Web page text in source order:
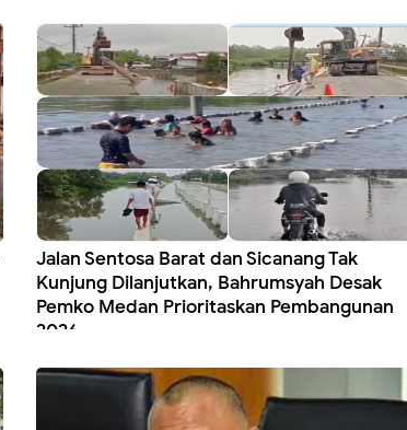
Jalan Sentosa Barat dan Sicanang Tak
Kunjung Dilanjutkan, Bahrumsyah Desak
Pemko Medan Prioritaskan Pembangunan
2026